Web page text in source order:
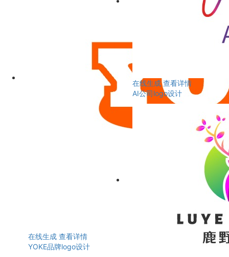
在线生成 查看详情
YOKE品牌logo设计
在线生成 查看详情
AI公司logo设计